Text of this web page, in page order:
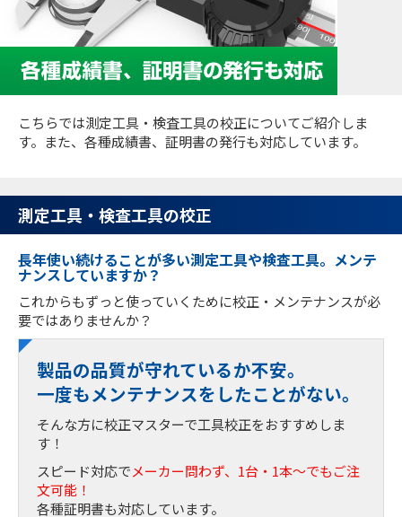
こちらでは測定工具・検査工具の校正についてご紹介しま
す。また、各種成績書、証明書の発行も対応しています。
測定工具・検査工具の校正
長年使い続けることが多い測定工具や検査工具。メンテ
ナンスしていますか？
これからもずっと使っていくために校正・メンテナンスが必
要ではありませんか？
製品の品質が守れているか不安。
一度もメンテナンスをしたことがない。
そんな方に校正マスターで工具校正をおすすめしま
す！
スピード対応でメーカー問わず、1台・1本～でもご注
文可能！
各種証明書も対応しています。